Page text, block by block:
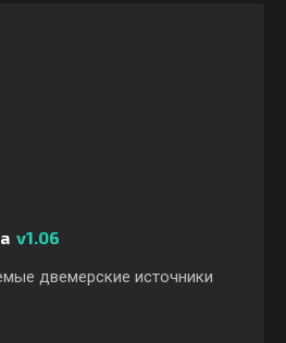
v1.06
двемерские источники